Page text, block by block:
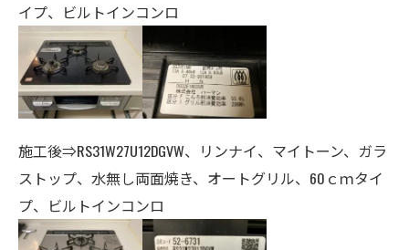
イプ、ビルトインコンロ
施工後⇒RS31W27U12DGVW、リンナイ、マイトーン、ガラ
ストップ、水無し両面焼き、オートグリル、60ｃｍタイ
プ、ビルトインコンロ